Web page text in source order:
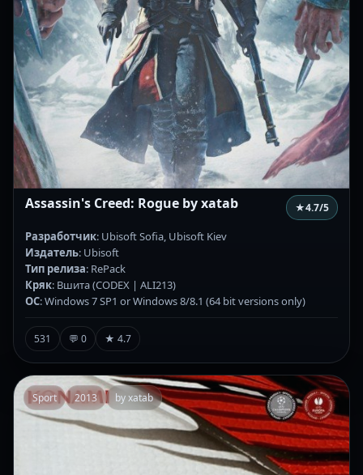
Assassin's Creed: Rogue by xatab ★4.7/5
Разработчик: Ubisoft Sofia, Ubisoft Kiev
Издатель: Ubisoft
Тип релиза: RePack
Кряк: Вшита (CODEX | ALI213)
ОС: Windows 7 SP1 or Windows 8/8.1 (64 bit versions only)
531 💬 0 ★ 4.7
Sport 2013 by xatab